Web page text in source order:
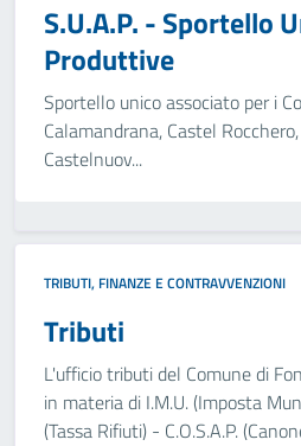
S.U.A.P. - Sportello
Produttive
Sportello unico associato per i
Calamandrana, Castel
Castelnuov...
TRIBUTI, FINANZE E CONTRAVVENZIONI
Tributi
L'ufficio tributi del Comune di
in materia di I.M.U. (Imposta
(Tassa Rifiuti) - C.O.S.A.P.